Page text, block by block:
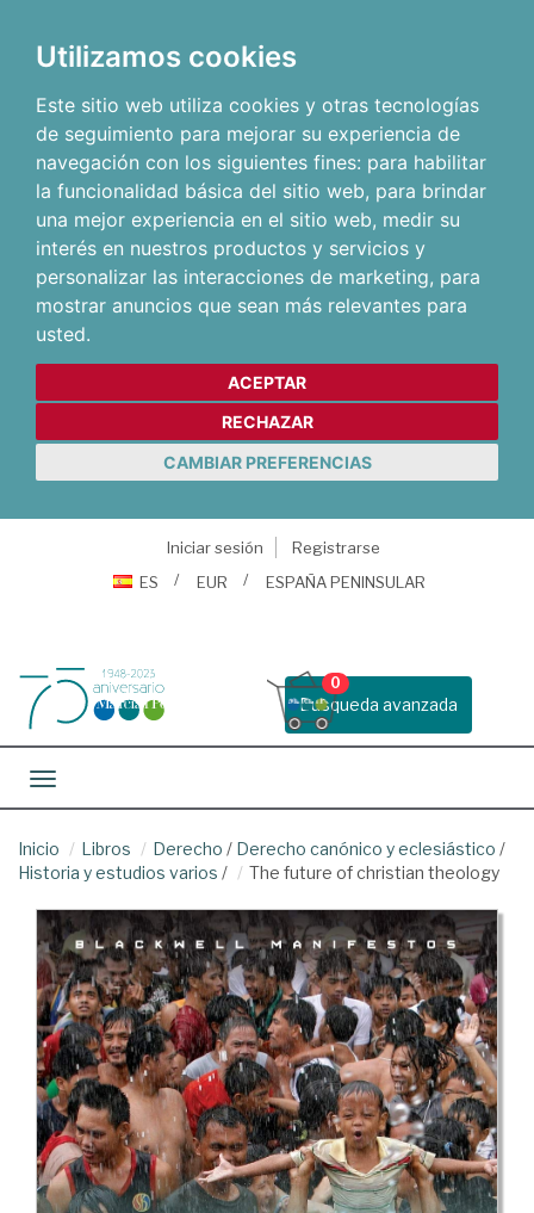
Utilizamos cookies
Este sitio web utiliza cookies y otras tecnologías
de seguimiento para mejorar su experiencia de
navegación con los siguientes fines: para habilitar
la funcionalidad básica del sitio web, para brindar
una mejor experiencia en el sitio web, medir su
interés en nuestros productos y servicios y
personalizar las interacciones de marketing, para
mostrar anuncios que sean más relevantes para
usted.
ACEPTAR
RECHAZAR
CAMBIAR PREFERENCIAS
Iniciar sesión
Registrarse
ES
EUR ESPAÑA PENINSULAR
Busqueda avanzada
0
Toggle navigation
Inicio Libros Derecho / Derecho canónico y eclesiástico /
Historia y estudios varios / The future of christian theology